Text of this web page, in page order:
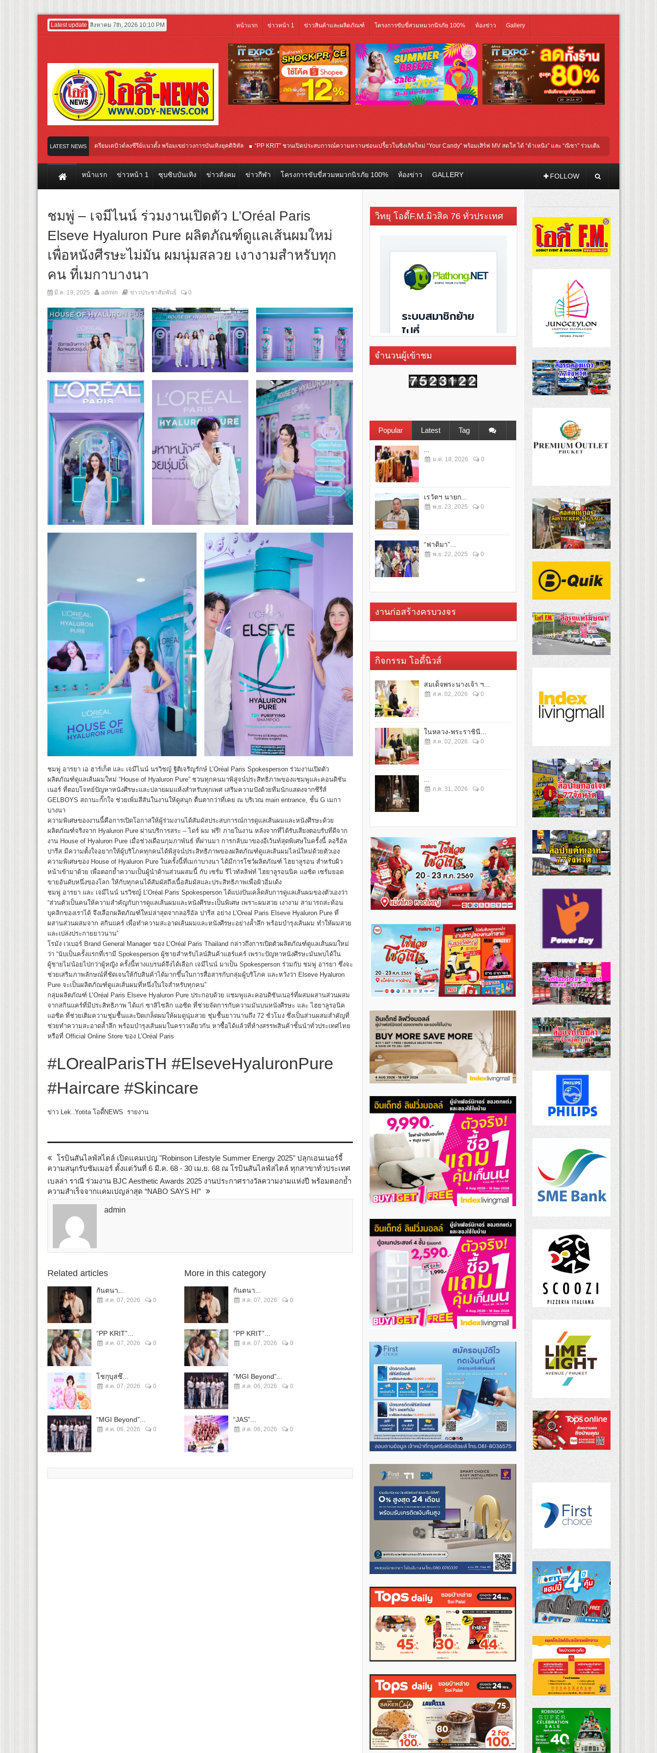
Latest update สิงหาคม 7th, 2026 10:10 PM หน้าแรก ข่าวหน้า 1 ข่าวสินค้าและผลิตภัณฑ์ โครงการขับขี่สวมหมวกนิรภัย 100% ห้องข่าว Gallery
LATEST NEWS
-นาง AI” คู่แรกของไทย เตรียมเดบิวต์ลงซีรีย์แนวตั้ง พร้อมเขย่าวงการบันเทิงยุคดิจิทัล “PP KRIT” ชวนเปิดประสบการณ์ความหวานซ่อนเปรี้ยวในซิงเกิลใหม่ “Your Candy” พร้อมเสิร์ฟ MV สดใส ได้ “ต้าเหนิง” และ “ณิชา” ร่วมเติมสีสัน โชกุบุสซึ โฉมใหม่ บูสค
หน้าแรก ข่าวหน้า 1 ซุบซิบบันเทิง ข่าวสังคม ข่าวกีฬา โครงการขับขี่สวมหมวกนิรภัย 100% ห้องข่าว GALLERY FOLLOW
ชมพู่ – เจมีไนน์ ร่วมงานเปิดตัว L’Oréal Paris
Elseve Hyaluron Pure ผลิตภัณฑ์ดูแลเส้นผมใหม่
เพื่อหนังศีรษะไม่มัน ผมนุ่มสลวย เงางามสำหรับทุก
คน ที่เมกาบางนา
มี.ค. 19, 2025 admin ข่าวประชาสัมพันธ์ 0
ชมพู่ อารยา เอ ฮาร์เก็ต และ เจมีไนน์ นรวิชญ์ ฐิติเจริญรักษ์ L’Oréal Paris Spokesperson ร่วมงานเปิดตัว
ผลิตภัณฑ์ดูแลเส้นผมใหม่ “House of Hyaluron Pure” ชวนทุกคนมาพิสูจน์ประสิทธิภาพของแชมพูและคอนดิชัน
เนอร์ ที่ตอบโจทย์ปัญหาหนังศีรษะและปลายผมแห้งสำหรับทุกเพศ เสริมความปังด้วยทีมนักแสดงจากซีรีส์
GELBOYS สถานะกั๊กใจ ช่วยเพิ่มสีสันในงานให้ดูสนุก ตื่นตากว่าที่เคย ณ บริเวณ main entrance, ชั้น G เมกา
บางนา
ความพิเศษของงานนี้คือการเปิดโอกาสให้ผู้ร่วมงานได้สัมผัสประสบการณ์การดูแลเส้นผมและหนังศีรษะด้วย
ผลิตภัณฑ์จริงจาก Hyaluron Pure ผ่านบริการสระ – ไดร์ ผม ฟรี! ภายในงาน หลังจากที่ได้รับเสียงตอบรับที่ดีจาก
งาน House of Hyaluron Pure เมื่อช่วงเดือนกุมภาพันธ์ ที่ผ่านมา การกลับมาของอีเว้นท์สุดพิเศษในครั้งนี้ ลอรีอัล
ปารีส มีความตั้งใจอยากให้ผู้บริโภคทุกคนได้พิสูจน์ประสิทธิภาพของผลิตภัณฑ์ดูแลเส้นผมไลน์ใหม่ด้วยตัวเอง
ความพิเศษของ House of Hyaluron Pure ในครั้งนี้ที่เมกาบางนา ได้มีการโชว์ผลิตภัณฑ์ ไฮยาลูรอน สำหรับผิว
หน้าเข้ามาด้วย เพื่อตอกย้ำความเป็นผู้นำด้านส่วนผสมนี้ กับ เซรั่ม รีไวทัลลิฟท์ ไฮยาลูรอนนิค แอซิด เซรั่มยอด
ขายอันดับหนึ่งของโลก ให้กับทุกคนได้สัมผัสถึงเนื้อสัมผัสและประสิทธิภาพเพื่อผิวอิ่มเด้ง
ชมพู่ อารยา และ เจมีไนน์ นรวิชญ์ L’Oréal Paris Spokesperson ได้แบ่งปันเคล็ดลับการดูแลเส้นผมของตัวเองว่า
“ส่วนตัวเป็นคนให้ความสำคัญกับการดูแลเส้นผมและหนังศีรษะเป็นพิเศษ เพราะผมสวย เงางาม สามารถสะท้อน
บุคลิกของเราได้ จึงเลือกผลิตภัณฑ์ใหม่ล่าสุดจากลอรีอัล ปารีส อย่าง L’Oreal Paris Elseve Hyaluron Pure ที่
ผสานส่วนผสมจาก สกินแคร์ เพื่อทำความสะอาดเส้นผมและหนังศีรษะอย่างล้ำลึก พร้อมบำรุงเส้นผม ทำให้ผมสวย
และเปล่งประกายยาวนาน”
โรมัง เวเบอร์ Brand General Manager ของ L’Oréal Paris Thailand กล่าวถึงการเปิดตัวผลิตภัณฑ์ดูแลเส้นผมใหม่
ว่า “นับเป็นครั้งแรกที่เรามี Spokesperson ผู้ชายสำหรับไลน์สินค้าแฮร์แคร์ เพราะปัญหาหนังศีรษะมันพบได้ใน
ผู้ชายไม่น้อยไปกว่าผู้หญิง ครั้งนี้ทางแบรนด์จึงได้เลือก เจมีไนน์ มาเป็น Spokesperson ร่วมกับ ชมพู่ อารยา ซึ่งจะ
ช่วยเสริมภาพลักษณ์ที่ชัดเจนให้กับสินค้าได้มากขึ้นในการสื่อสารกับกลุ่มผู้บริโภค และหวังว่า Elseve Hyaluron
Pure จะเป็นผลิตภัณฑ์ดูแลเส้นผมที่หนึ่งในใจสำหรับทุกคน”
กลุ่มผลิตภัณฑ์ L’Oréal Paris Elseve Hyaluron Pure ประกอบด้วย แชมพูและคอนดิชันเนอร์ที่ผสมผสานส่วนผสม
จากสกินแคร์ที่มีประสิทธิภาพ ได้แก่ ซาลิไซลิก แอซิด ที่ช่วยจัดการกับความมันบนหนังศีรษะ และ ไฮยาลูรอนิค
แอซิด ที่ช่วยเติมความชุ่มชื้นและปิดเกล็ดผมให้ผมดูนุ่มสวย ชุ่มชื้นยาวนานถึง 72 ชั่วโมง ซึ่งเป็นส่วนผสมสำคัญที่
ช่วยทำความสะอาดล้ำลึก พร้อมบำรุงเส้นผมในคราวเดียวกัน หาซื้อได้แล้วที่ห้างสรรพสินค้าชั้นนำทั่วประเทศไทย
หรือที่ Official Online Store ของ L’Oréal Paris
#LOrealParisTH #ElseveHyaluronPure
#Haircare #Skincare
ข่าว Lek..Yotita โอดี้NEWS รายงาน
โรบินสันไลฟ์สไตล์ เปิดแคมเปญ "Robinson Lifestyle Summer Energy 2025" ปลุกเอนเนอร์จี้
ความสนุกรับซัมเมอร์ ตั้งแต่วันที่ 6 มี.ค. 68 - 30 เม.ย. 68 ณ โรบินสันไลฟ์สไตล์ ทุกสาขาทั่วประเทศ
เบลล่า ราณี ร่วมงาน BJC Aesthetic Awards 2025 งานประกาศรางวัลความงามแห่งปี พร้อมตอกย้ำ
ความสำเร็จจากเเคมเปญล่าสุด “NABO SAYS HI”
admin
Related articles
กันตนา...
ส.ค. 07, 2026 0
“PP KRIT”...
ส.ค. 07, 2026 0
โชกุบุสซึ...
ส.ค. 07, 2026 0
“MGI Beyond”...
ส.ค. 06, 2026 0
More in this category
กันตนา...
ส.ค. 07, 2026 0
“PP KRIT”...
ส.ค. 07, 2026 0
“MGI Beyond”...
ส.ค. 06, 2026 0
“JAS”...
ส.ค. 06, 2026 0
วิทยุ โอดี้F.M.มิวสิค 76 ทั่วประเทศ
จำนวนผู้เข้าชม
Popular Latest Tag
ม.ค. 18, 2026 0
เรวัตฯ นายก...
พ.ย. 23, 2025 0
“ฟาติมา”...
พ.ย. 22, 2025 0
งานก่อสร้างครบวงจร
กิจกรรม โอดี้นิวส์
สมเด็จพระนางเจ้า ฯ...
ส.ค. 02, 2026 0
ในหลวง-พระราชินี...
ส.ค. 02, 2026 0
ก.ค. 31, 2026 0